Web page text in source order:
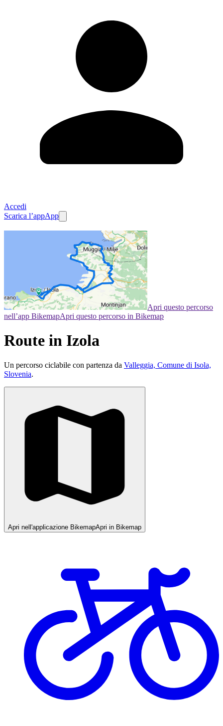
Accedi
Scarica l’appApp
Apri questo percorso
nell’app BikemapApri questo percorso in Bikemap
Route in Izola
Un percorso ciclabile con partenza da Valleggia, Comune di Isola,
Slovenia.
Apri nell'applicazione BikemapApri in Bikemap